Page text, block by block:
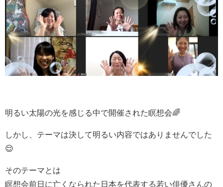
明るい太陽の光を感じる中で開催された瞑想会🌈
しかし、テーマは決して明るい内容ではありませんでした
😌
そのテーマとは
瞑想会前日に亡くなられた日本を代表する若い俳優さんの